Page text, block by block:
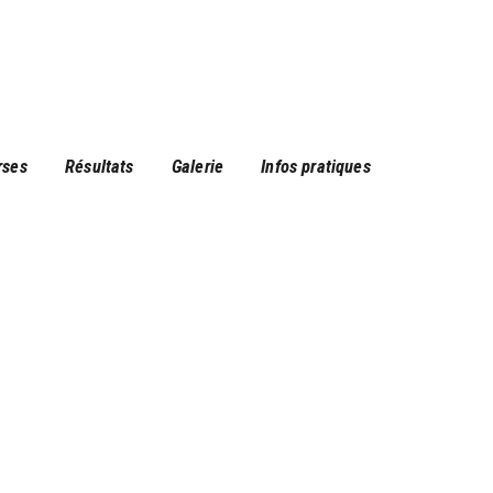
Résultats Galerie Infos pratiques